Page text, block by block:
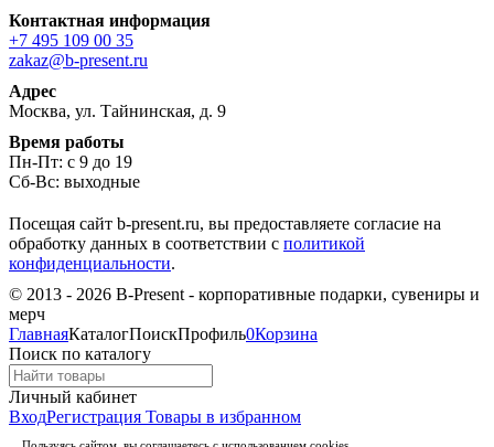
Контактная информация
+7 495 109 00 35
zakaz@b-present.ru
Адрес
Москва, ул. Тайнинская, д. 9
Время работы
Пн-Пт: с 9 до 19
Сб-Вс: выходные
Посещая сайт b-present.ru, вы предоставляете согласие на
обработку данных в соответствии с политикой
конфиденциальности.
© 2013 - 2026 B-Present - корпоративные подарки, сувениры и
мерч
ГлавнаяКаталогПоискПрофиль0Корзина
Поиск по каталогу
Личный кабинет
ВходРегистрация Товары в избранном